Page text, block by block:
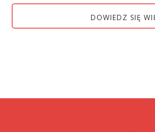
wynosiła:
wynosi:
10
DOWIEDZ SIĘ